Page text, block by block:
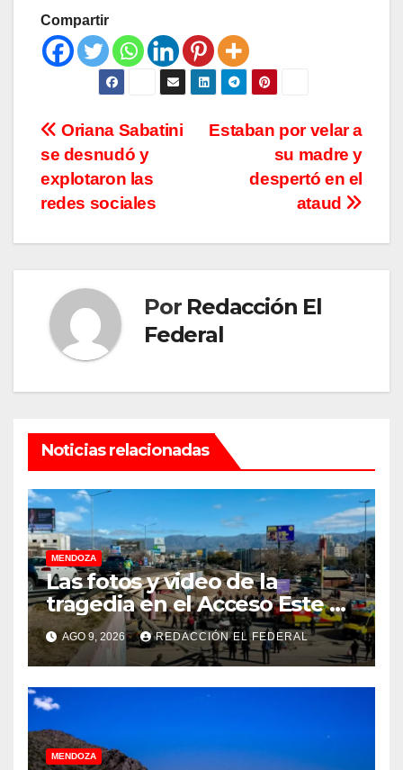
Compartir
Navegación
de
entradas
Estaban por velar a
su madre y
despertó en el
ataud
Oriana Sabatini
se desnudó y
explotaron las
redes sociales
Por Redacción El
Federal
Noticias relacionadas
MENDOZA
Las fotos y video de la
tragedia en el Acceso Este en
donde murió un padre de
familia
AGO 9, 2026 REDACCIÓN EL FEDERAL
MENDOZA